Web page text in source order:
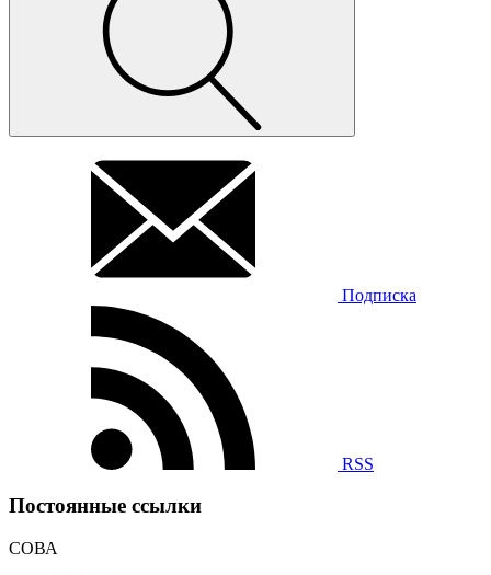
Подписка
RSS
Постоянные ссылки
СОВА